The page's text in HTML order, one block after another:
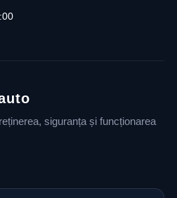
siguranța și funcționarea